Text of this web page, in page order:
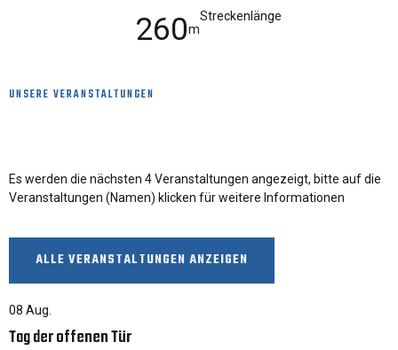
260m
Streckenlänge
UNSERE VERANSTALTUNGEN
Es werden die nächsten 4 Veranstaltungen angezeigt, bitte auf die
Veranstaltungen (Namen) klicken für weitere Informationen
ALLE VERANSTALTUNGEN ANZEIGEN
08 Aug.
Tag der offenen Tür